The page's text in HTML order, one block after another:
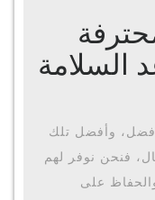
السلامة
وأفضل تلك
فنحن نوفر لهم
والحفاظ على